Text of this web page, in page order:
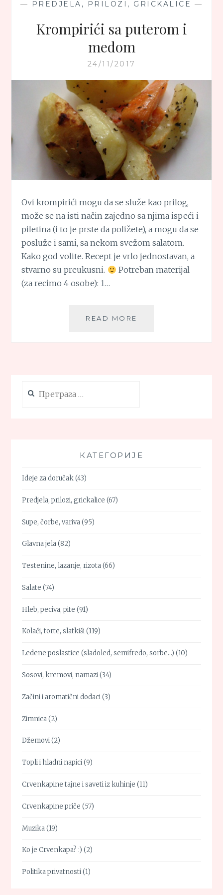
— PREDJELA, PRILOZI, GRICKALICE —
Krompirići sa puterom i
medom
24/11/2017
Ovi krompirići mogu da se služe kao prilog,
može se na isti način zajedno sa njima ispeći i
piletina (i to je prste da poližete), a mogu da se
posluže i sami, sa nekom svežom salatom.
Kako god volite. Recept je vrlo jednostavan, a
stvarno su preukusni.
Potreban materijal
(za recimo 4 osobe): 1…
READ MORE
за:
КАТЕГОРИЈЕ
Ideje za doručak(43)
Predjela, prilozi, grickalice (67)
Supe, čorbe, variva(95)
Glavna jela(82)
Testenine, lazanje, rizota(66)
Salate (74)
Hleb, peciva, pite (91)
Kolači, torte, slatkiši(119)
Ledene poslastice (sladoled, semifredo, sorbe…) (10)
Sosovi, kremovi, namazi(34)
Začini i aromatični dodaci(3)
Zimnica(2)
Džemovi(2)
Topli i hladni napici(9)
Crvenkapine tajne i saveti iz kuhinje (11)
Crvenkapine priče (57)
Muzika(19)
Ko je Crvenkapa? :) (2)
Politika privatnosti(1)